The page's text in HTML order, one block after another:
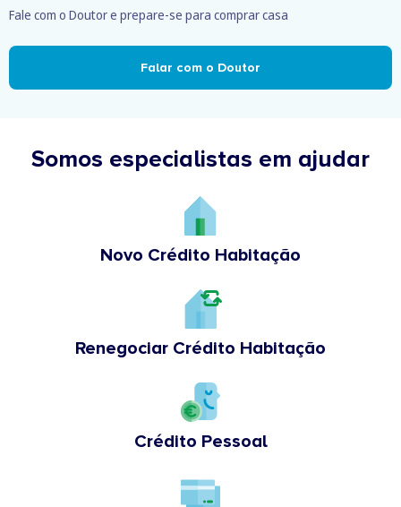
Fale com o Doutor e prepare-se para comprar casa
Falar com o Doutor
Somos especialistas em ajudar
Novo Crédito Habitação
Renegociar Crédito Habitação
Crédito Pessoal